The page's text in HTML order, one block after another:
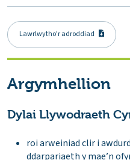
Lawrlwytho'r adroddiad
Argymhellion
Dylai Llywodraeth
roi arweiniad clir i
ddarpariaeth y mae’n